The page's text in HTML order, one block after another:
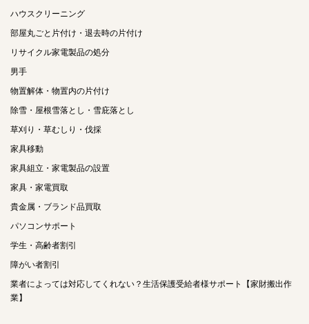
ハウスクリーニング
部屋丸ごと片付け・退去時の片付け
リサイクル家電製品の処分
男手
物置解体・物置内の片付け
除雪・屋根雪落とし・雪庇落とし
草刈り・草むしり・伐採
家具移動
家具組立・家電製品の設置
家具・家電買取
貴金属・ブランド品買取
パソコンサポート
学生・高齢者割引
障がい者割引
業者によっては対応してくれない？生活保護受給者様サポート【家財搬出作
業】